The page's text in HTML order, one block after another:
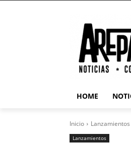
HOME
Inicio Lanzamientos
Lanzamientos